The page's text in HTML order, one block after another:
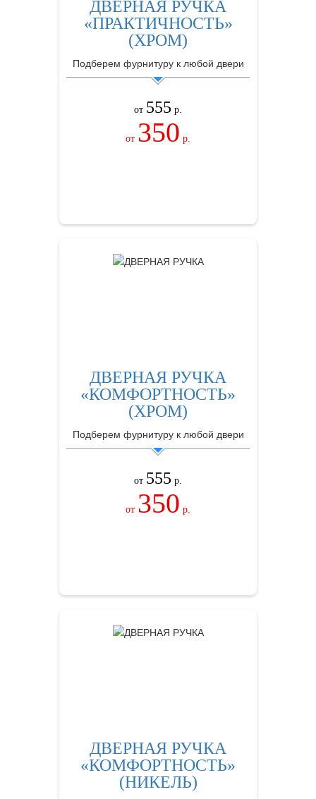
ДВЕРНАЯ РУЧКА
«ПРАКТИЧНОСТЬ»
(ХРОМ)
Подберем фурнитуру к любой двери
от 555 р.
от 350 р.
ДВЕРНАЯ РУЧКА
«КОМФОРТНОСТЬ»
(ХРОМ)
Подберем фурнитуру к любой двери
от 555 р.
от 350 р.
ДВЕРНАЯ РУЧКА
«КОМФОРТНОСТЬ»
(НИКЕЛЬ)